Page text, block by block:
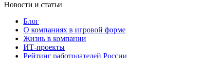
Новости и статьи
Блог
О компаниях в игровой форме
Жизнь в компании
ИТ-проекты
Рейтинг работодателей России